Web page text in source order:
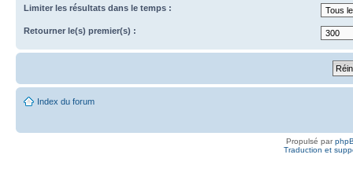
Limiter les résultats dans le temps :
Retourner le(s) premier(s) :
Index du forum
Propulsé par
Traduction et